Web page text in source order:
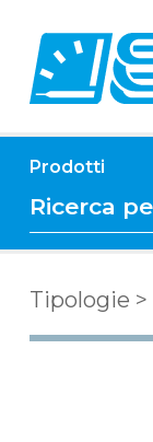
Prodotti
Tipologie >